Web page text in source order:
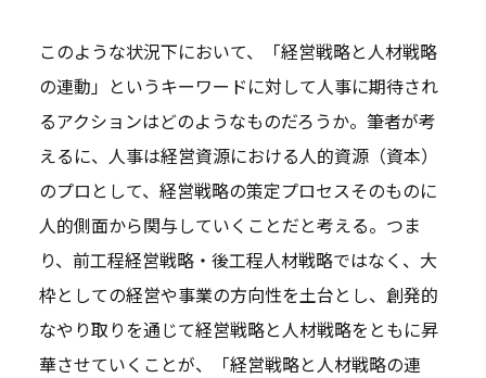
このような状況下において、「経営戦略と人材戦略
の連動」というキーワードに対して人事に期待され
るアクションはどのようなものだろうか。筆者が考
えるに、人事は経営資源における人的資源（資本）
のプロとして、経営戦略の策定プロセスそのものに
人的側面から関与していくことだと考える。つま
り、前工程経営戦略・後工程人材戦略ではなく、大
枠としての経営や事業の方向性を土台とし、創発的
なやり取りを通じて経営戦略と人材戦略をともに昇
華させていくことが、「経営戦略と人材戦略の連